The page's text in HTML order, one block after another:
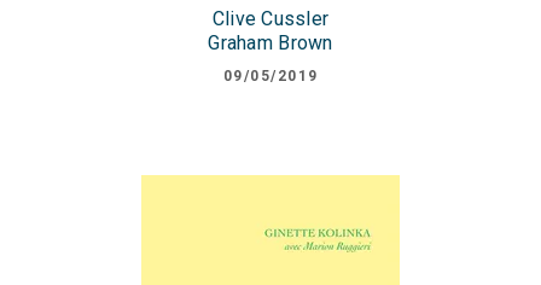
Clive Cussler
Graham Brown
09/05/2019